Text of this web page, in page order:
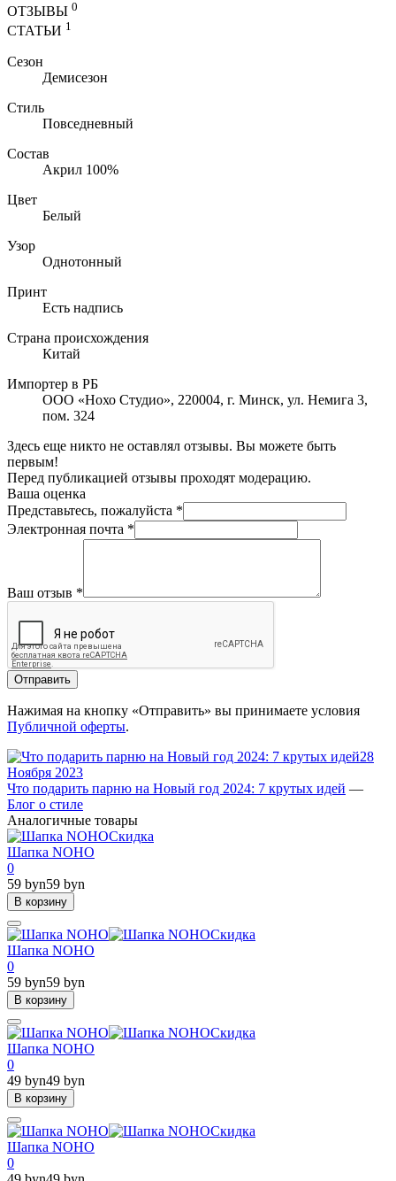
ОТЗЫВЫ 0
СТАТЬИ 1
Сезон
Демисезон
Стиль
Повседневный
Состав
Акрил 100%
Цвет
Белый
Узор
Однотонный
Принт
Есть надпись
Страна происхождения
Китай
Импортер в РБ
ООО «Нохо Студио», 220004, г. Минск, ул. Немига 3,
пом. 324
Здесь еще никто не оставлял отзывы. Вы можете быть
первым!
Перед публикацией отзывы проходят модерацию.
Ваша оценка
Представьтесь, пожалуйста *
Электронная почта *
Ваш отзыв *
Отправить
Нажимая на кнопку «Отправить» вы принимаете условия
Публичной оферты.
28
Ноября 2023
Что подарить парню на Новый год 2024: 7 крутых идей —
Блог о стиле
Аналогичные товары
Скидка
Шапка NOHO
0
59 byn59 byn
В корзину
Скидка
Шапка NOHO
0
59 byn59 byn
В корзину
Скидка
Шапка NOHO
0
49 byn49 byn
В корзину
Скидка
Шапка NOHO
0